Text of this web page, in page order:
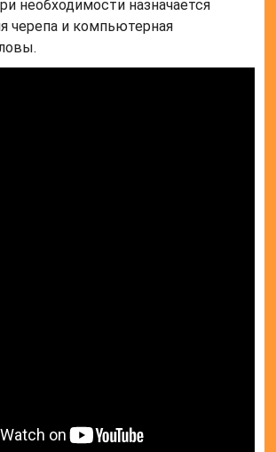
необходимости назначается
черепа и компьютерная